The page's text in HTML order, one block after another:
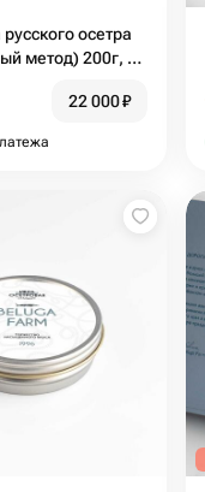
осетра
метод) 200г, ст/
22 000₽